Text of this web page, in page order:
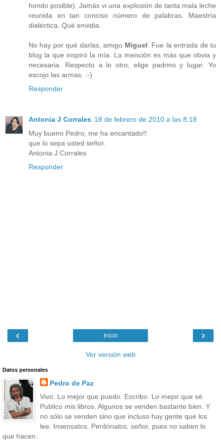
hondo posible). Jamás vi una explosión de tanta mala leche
reunida en tan conciso número de palabras. Maestría
dialéctica. Qué envidia.
No hay por qué darlas, amigo Miguel . Fue la entrada de tu
blog la que inspiró la mía. La mención es más que obvia y
necesaria. Respecto a lo otro, elige padrino y lugar. Yo
escojo las armas. :-)
Responder
Antonia J Corrales 18 de febrero de 2010 a las 8:18
Muy bueno Pedro, me ha encantado!!
que lo sepa usted señor.
Antonia J Corrales
Responder
‹ ›
Inicio
Ver versión web
Datos personales
Pedro de Paz
Vivo. Lo mejor que puedo. Escribo. Lo mejor que sé.
Publico mis libros. Algunos se venden bastante bien. Y
no sólo se venden sino que incluso hay gente que los
lee. Insensatos. Perdónalos, señor, pues no saben lo
que hacen.